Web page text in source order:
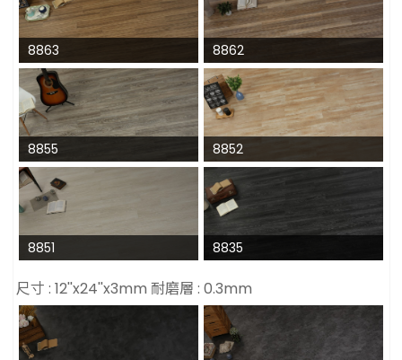
8863 8862
8855 8852
8851 8835
尺寸 : 12''x24''x3mm 耐磨層 : 0.3mm